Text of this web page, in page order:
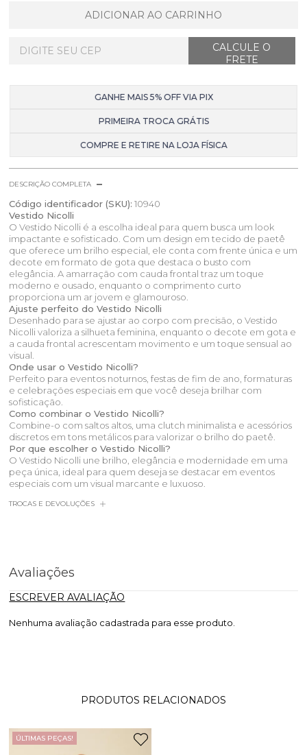
ADICIONAR AO CARRINHO
GANHE MAIS 5% OFF VIA PIX
PRIMEIRA TROCA GRÁTIS
COMPRE E RETIRE NA LOJA FÍSICA
DESCRIÇÃO COMPLETA
Código identificador (SKU): 10940
Vestido Nicolli
O Vestido Nicolli é a escolha ideal para quem busca um look
impactante e sofisticado. Com um design em tecido de paetê
que oferece um brilho especial, ele conta com frente única e um
decote em formato de gota que destaca o busto com
elegância. A amarração com cauda frontal traz um toque
moderno e ousado, enquanto o comprimento curto
proporciona um ar jovem e glamouroso.
Ajuste perfeito do Vestido Nicolli
Desenhado para se ajustar ao corpo com precisão, o Vestido
Nicolli valoriza a silhueta feminina, enquanto o decote em gota e
a cauda frontal acrescentam movimento e um toque sensual ao
visual.
Onde usar o Vestido Nicolli?
Perfeito para eventos noturnos, festas de fim de ano, formaturas
e celebrações especiais em que você deseja brilhar com
sofisticação.
Como combinar o Vestido Nicolli?
Combine-o com saltos altos, uma clutch minimalista e acessórios
discretos em tons metálicos para valorizar o brilho do paetê.
Por que escolher o Vestido Nicolli?
O Vestido Nicolli une brilho, elegância e modernidade em uma
peça única, ideal para quem deseja se destacar em eventos
especiais com um visual marcante e luxuoso.
TROCAS E DEVOLUÇÕES
Avaliações
ESCREVER AVALIAÇÃO
Nenhuma avaliação cadastrada para esse produto.
PRODUTOS RELACIONADOS
ÚLTIMAS PEÇAS!